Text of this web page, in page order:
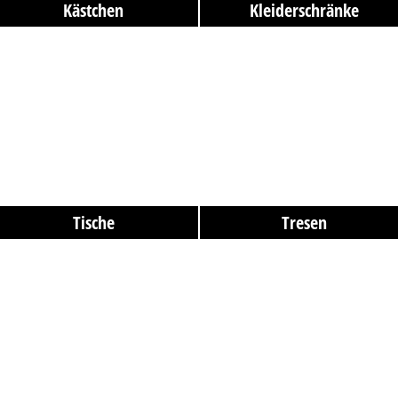
Kästchen Kleiderschränke
Tische Tresen